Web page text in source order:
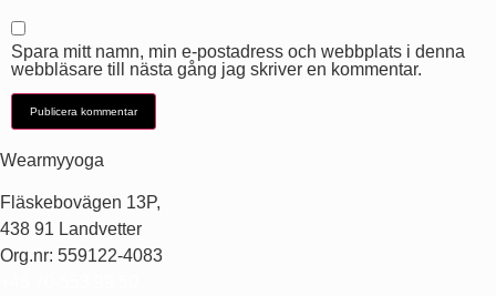
Spara mitt namn, min e-postadress och webbplats i denna
webbläsare till nästa gång jag skriver en kommentar.
Wearmyyoga
Fläskebovägen 13P,
438 91 Landvetter
Org.nr: 559122-4083